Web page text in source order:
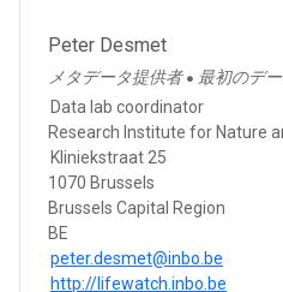
Peter Desmet
メタデータ提供者 ● 最初のデ
Data lab coordinator
Research Institute for Nature
Kliniekstraat 25
1070 Brussels
Brussels Capital Region
BE
peter.desmet@inbo.be
http://lifewatch.inbo.be